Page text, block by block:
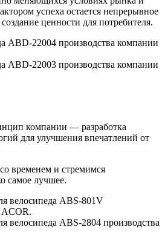
успеха остается непрерывное
ценности для потребителя.
компании — разработка
для улучшения впечатлений от
временем и стремимся
самое лучшее.